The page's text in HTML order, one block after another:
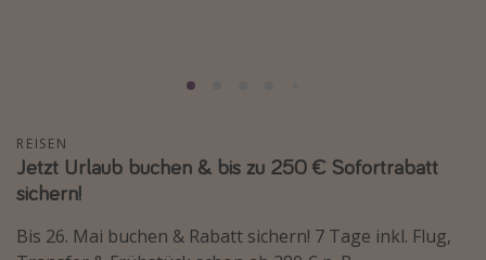
Krabi Urlaub
Tulum Urlaub
Sri Lanka Rundreise
REISEN
Jetzt Urlaub buchen & bis zu 250 € Sofortrabatt
sichern!
Bis 26. Mai buchen & Rabatt sichern! 7 Tage inkl. Flug,